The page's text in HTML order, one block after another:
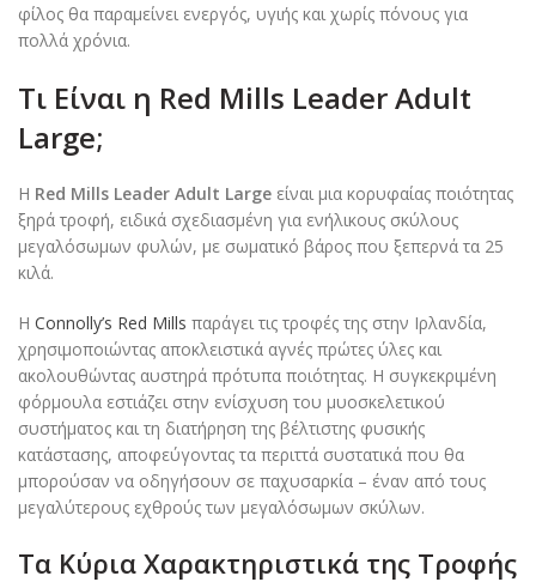
φίλος θα παραμείνει ενεργός, υγιής και χωρίς πόνους για
πολλά χρόνια.
Τι Είναι η Red Mills Leader Adult
Large;
Η Red Mills Leader Adult Large είναι μια κορυφαίας ποιότητας
ξηρά τροφή, ειδικά σχεδιασμένη για ενήλικους σκύλους
μεγαλόσωμων φυλών, με σωματικό βάρος που ξεπερνά τα 25
κιλά.
Η Connolly’s Red Mills παράγει τις τροφές της στην Ιρλανδία,
χρησιμοποιώντας αποκλειστικά αγνές πρώτες ύλες και
ακολουθώντας αυστηρά πρότυπα ποιότητας. Η συγκεκριμένη
φόρμουλα εστιάζει στην ενίσχυση του μυοσκελετικού
συστήματος και τη διατήρηση της βέλτιστης φυσικής
κατάστασης, αποφεύγοντας τα περιττά συστατικά που θα
μπορούσαν να οδηγήσουν σε παχυσαρκία – έναν από τους
μεγαλύτερους εχθρούς των μεγαλόσωμων σκύλων.
Τα Κύρια Χαρακτηριστικά της Τροφής